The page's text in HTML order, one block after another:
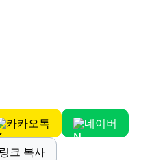
카카오톡 네이버
링크 복사